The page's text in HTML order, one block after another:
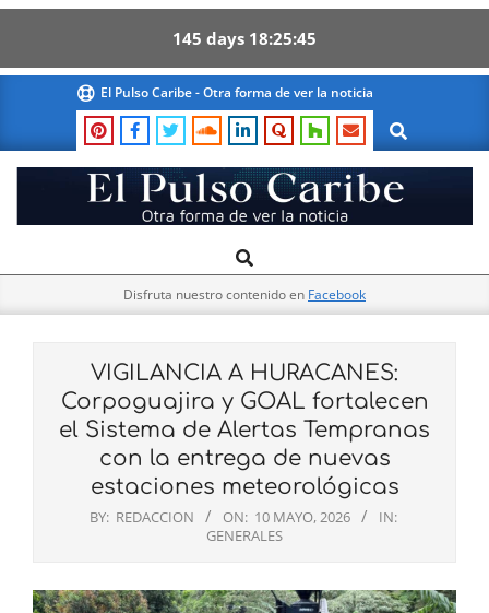
145 days 18 25 44
content
El Pulso Caribe - Otra forma de ver la noticia
Search
El
Pulso
Navigation
Search
Disfruta nuestro contenido en Facebook
VIGILANCIA A HURACANES:
Corpoguajira y GOAL fortalecen
el Sistema de Alertas Tempranas
con la entrega de nuevas
estaciones meteorológicas
BY: REDACCION ON: 10 MAYO, 2026
IN:
GENERALES